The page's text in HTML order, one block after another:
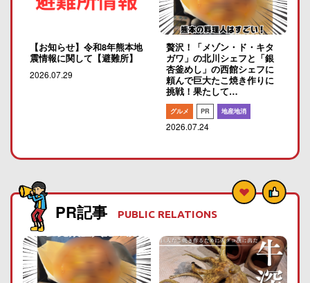
【お知らせ】令和8年熊本地
震情報に関して【避難所】
2026.07.29
贅沢！「メゾン・ド・キタ
ガワ」の北川シェフと「銀
杏釜めし」の西館シェフに
頼んで巨大たこ焼き作りに
挑戦！果たして…
グルメ PR 地産地消
2026.07.24
PR記事 PUBLIC RELATIONS